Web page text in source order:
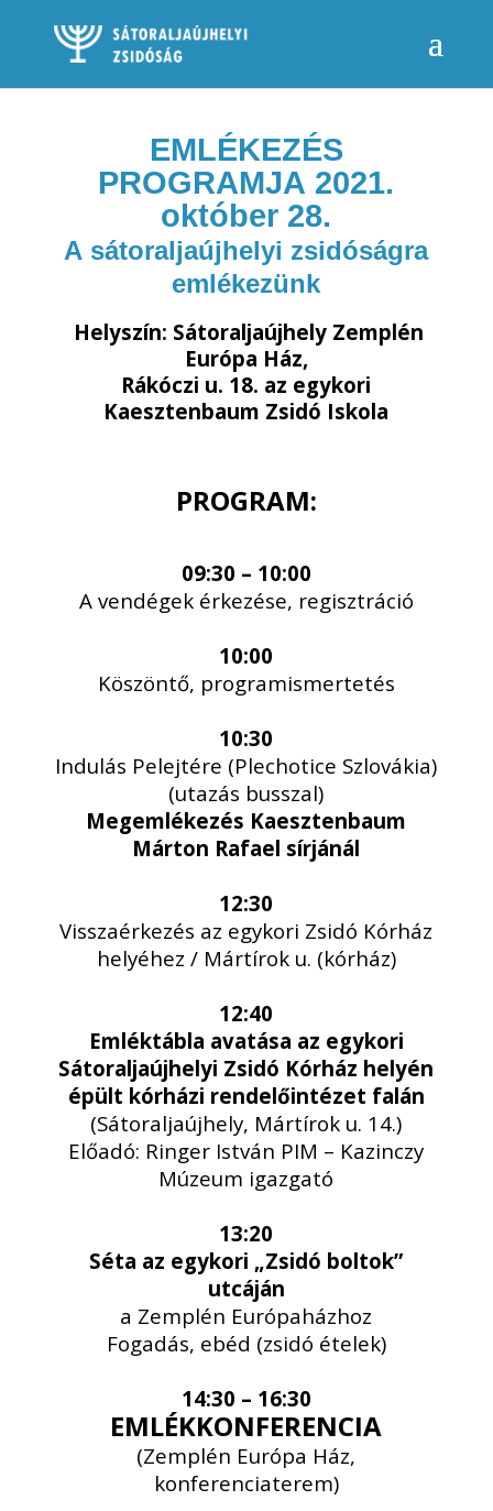
EMLÉKEZÉS
PROGRAMJA 2021.
október 28.
A sátoraljaújhelyi zsidóságra
emlékezünk
Helyszín: Sátoraljaújhely Zemplén
Európa Ház,
Rákóczi u. 18. az egykori
Kaesztenbaum Zsidó Iskola
PROGRAM:
09:30 – 10:00
A vendégek érkezése, regisztráció
10:00
Köszöntő, programismertetés
10:30
Indulás Pelejtére (Plechotice Szlovákia)
(utazás busszal)
Megemlékezés Kaesztenbaum
Márton Rafael sírjánál
12:30
Visszaérkezés az egykori Zsidó Kórház
helyéhez / Mártírok u. (kórház)
12:40
Emléktábla avatása az egykori
Sátoraljaújhelyi Zsidó Kórház helyén
épült kórházi rendelőintézet falán
(Sátoraljaújhely, Mártírok u. 14.)
Előadó: Ringer István PIM – Kazinczy
Múzeum igazgató
13:20
Séta az egykori „Zsidó boltok”
utcáján
a Zemplén Európaházhoz
Fogadás, ebéd (zsidó ételek)
14:30 – 16:30
EMLÉKKONFERENCIA
(Zemplén Európa Ház,
konferenciaterem)